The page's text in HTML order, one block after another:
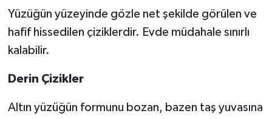
Yüzüğün yüzeyinde gözle net şekilde görülen ve
hafif hissedilen çiziklerdir. Evde müdahale sınırlı
kalabilir.
Derin Çizikler
Altın yüzüğün formunu bozan, bazen taş yuvasına